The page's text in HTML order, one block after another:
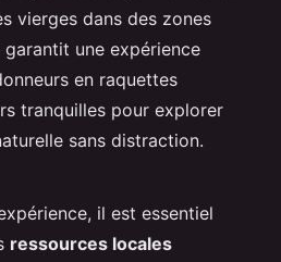
vierges dans des zones
une expérience
en raquettes
tranquilles pour explorer
sans distraction.
il est essentiel
ressources locales